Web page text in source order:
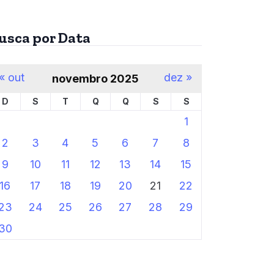
por Data
novembro 2025
D S T Q Q S S
1
2
3 4 5 6 7
8
9
10 11 12 13 14
15
16
17 18 19 20 21
22
24 25 26 27 28
29
out dez »